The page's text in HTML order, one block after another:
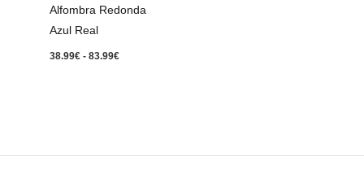
Alfombra Redonda
Azul Real
38.99€ - 83.99€